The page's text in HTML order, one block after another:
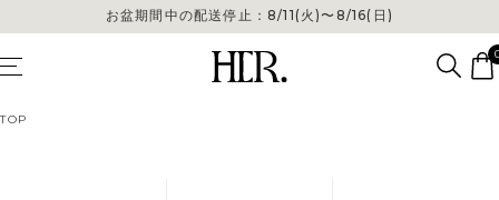
お盆期間中の配送停止：8/11(火)〜8/16(日)
TOP